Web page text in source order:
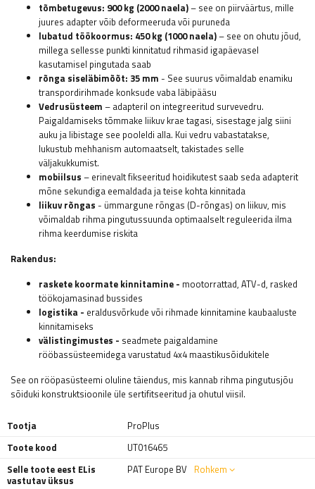
tõmbetugevus: 900 kg (2000 naela)– see on piirväärtus, mille
juures adapter võib deformeeruda või puruneda
lubatud töökoormus: 450 kg (1000 naela)– see on ohutu jõud,
millega sellesse punkti kinnitatud rihmasid igapäevasel
kasutamisel pingutada saab
rõnga siseläbimõõt: 35 mm - See suurus võimaldab enamiku
transpordirihmade konksude vaba läbipääsu
Vedrusüsteem – adapteril on integreeritud survevedru.
Paigaldamiseks tõmmake liikuv krae tagasi, sisestage jalg siini
auku ja libistage see pooleldi alla. Kui vedru vabastatakse,
lukustub mehhanism automaatselt, takistades selle
väljakukkumist.
mobiilsus – erinevalt fikseeritud hoidikutest saab seda adapterit
mõne sekundiga eemaldada ja teise kohta kinnitada
liikuv rõngas - ümmargune rõngas (D-rõngas) on liikuv, mis
võimaldab rihma pingutussuunda optimaalselt reguleerida ilma
rihma keerdumise riskita
Rakendus:
raskete koormate kinnitamine - mootorrattad, ATV-d, rasked
töökojamasinad bussides
logistika - eraldusvõrkude või rihmade kinnitamine kaubaaluste
kinnitamiseks
välistingimustes - seadmete paigaldamine
rööbassüsteemidega varustatud 4x4 maastikusõidukitele
See on rööpasüsteemi oluline täiendus, mis kannab rihma pingutusjõu
sõiduki konstruktsioonile üle sertifitseeritud ja ohutul viisil.
Tootja
ProPlus
Toote kood
UT016465
Selle toote eest ELis
vastutav üksus
PAT Europe BV Rohkem